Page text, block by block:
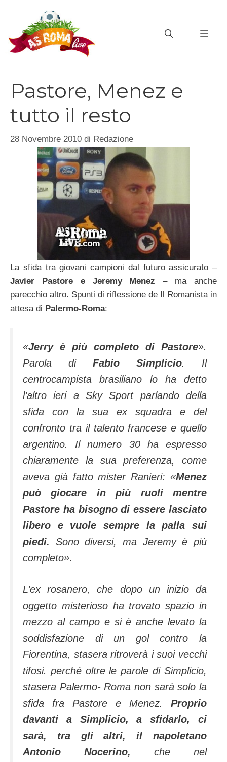
contenuto
Pastore, Menez e
tutto il resto
28 Novembre 2010 di Redazione
La sfida tra giovani campioni dal futuro assicurato –
Javier Pastore e Jeremy Menez– ma anche
parecchio altro. Spunti di riflessione de Il Romanista in
attesa di Palermo-Roma:
«Jerry è più completo di Pastore».
Parola di Fabio Simplicio. Il
centrocampista brasiliano lo ha detto
l’altro ieri a Sky Sport parlando della
sfida con la sua ex squadra e del
confronto tra il talento francese e quello
argentino. Il numero 30 ha espresso
chiaramente la sua preferenza, come
aveva già fatto mister Ranieri: «Menez
può giocare in più ruoli mentre
Pastore ha bisogno di essere lasciato
libero e vuole sempre la palla sui
piedi. Sono diversi, ma Jeremy è più
completo».
L’ex rosanero, che dopo un inizio da
oggetto misterioso ha trovato spazio in
mezzo al campo e si è anche levato la
soddisfazione di un gol contro la
Fiorentina, stasera ritroverà i suoi vecchi
tifosi. perché oltre le parole di Simplicio,
stasera Palermo- Roma non sarà solo la
sfida fra Pastore e Menez.
Proprio
davanti a Simplicio, a sfidarlo, ci
sarà, tra gli altri, il napoletano
Antonio Nocerino, che nel